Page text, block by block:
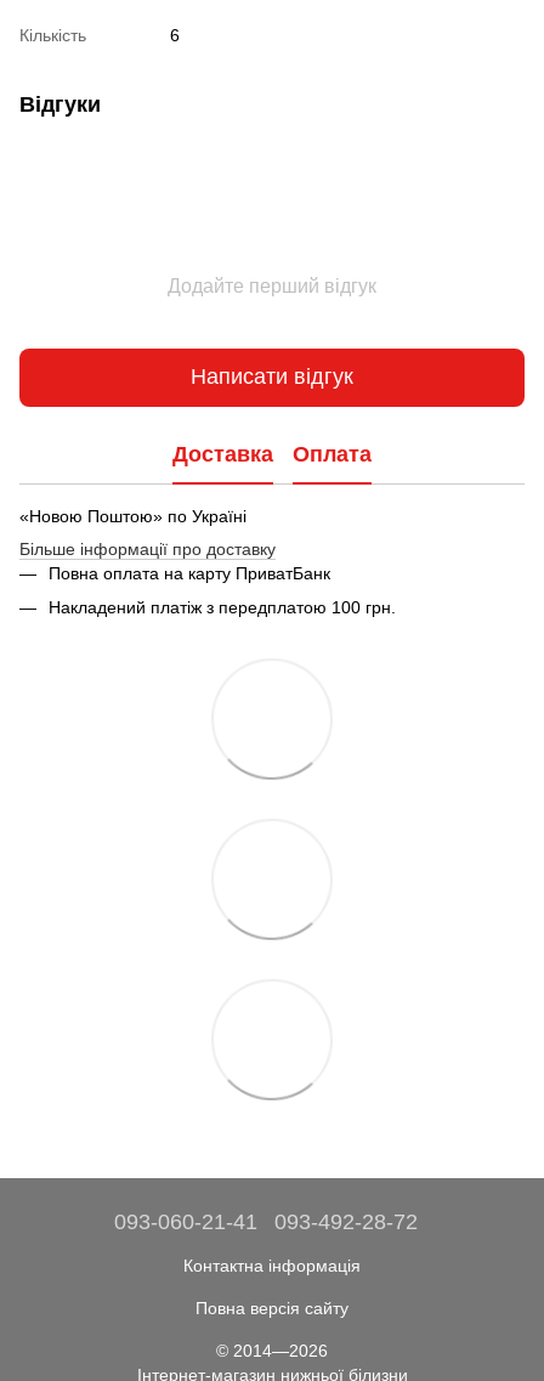
Кількість 6
Відгуки
Додайте перший відгук
Написати відгук
Доставка Оплата
«Новою Поштою» по Україні
Більше інформації про доставку
Повна оплата на карту ПриватБанк
Накладений платіж з передплатою 100 грн.
093-060-21-41 093-492-28-72
Контактна інформація
Повна версія сайту
© 2014—2026
Інтернет-магазин нижньої білизни